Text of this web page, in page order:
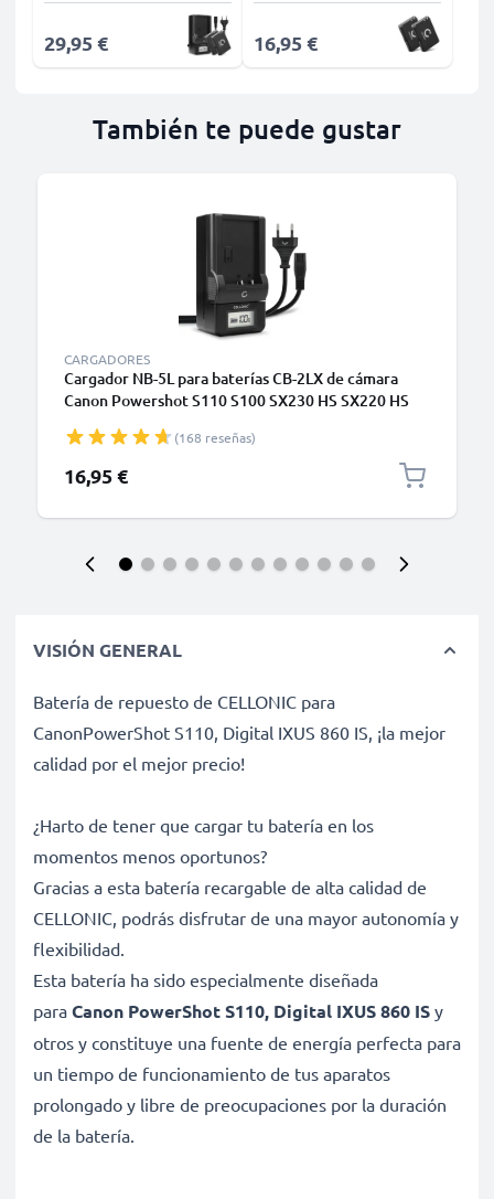
29,95 € 16,95 €
También te puede gustar
CARGADORES
Cargador NB-5L para baterías CB-2LX de cámara
Canon Powershot S110 S100 SX230 HS SX220 HS
de CELLONIC
(168 reseñas)
16,95 €
VISIÓN GENERAL
Batería de repuesto de CELLONIC para
CanonPowerShot S110, Digital IXUS 860 IS, ¡la mejor
calidad por el mejor precio!
¿Harto de tener que cargar tu batería en los
momentos menos oportunos?
Gracias a esta batería recargable de alta calidad de
CELLONIC, podrás disfrutar de una mayor autonomía y
flexibilidad.
Esta batería ha sido especialmente diseñada
para Canon PowerShot S110, Digital IXUS 860 IS y
otros y constituye una fuente de energía perfecta para
un tiempo de funcionamiento de tus aparatos
prolongado y libre de preocupaciones por la duración
de la batería.